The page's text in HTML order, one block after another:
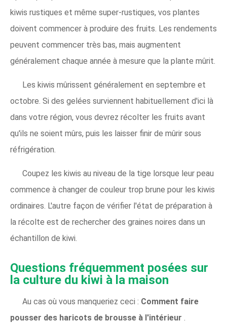
kiwis rustiques et même super-rustiques, vos plantes
doivent commencer à produire des fruits. Les rendements
peuvent commencer très bas, mais augmentent
généralement chaque année à mesure que la plante mûrit.
Les kiwis mûrissent généralement en septembre et
octobre. Si des gelées surviennent habituellement d'ici là
dans votre région, vous devrez récolter les fruits avant
qu'ils ne soient mûrs, puis les laisser finir de mûrir sous
réfrigération.
Coupez les kiwis au niveau de la tige lorsque leur peau
commence à changer de couleur trop brune pour les kiwis
ordinaires. L'autre façon de vérifier l'état de préparation à
la récolte est de rechercher des graines noires dans un
échantillon de kiwi.
Questions fréquemment posées sur
la culture du kiwi à la maison
Au cas où vous manqueriez ceci : Comment faire
pousser des haricots de brousse à l'intérieur .